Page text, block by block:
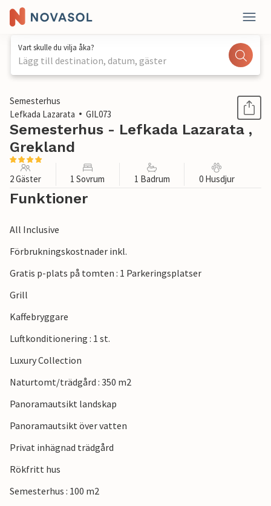
Vart skulle du vilja åka?
Lägg till destination, datum, gäster
1 / 19
Semesterhus
Lefkada Lazarata
GIL073
Semesterhus - Lefkada Lazarata ,
Grekland
2 Gäster 1 Sovrum 1 Badrum 0 Husdjur
Funktioner
All Inclusive
Förbrukningskostnader inkl.
Gratis p-plats på tomten : 1 Parkeringsplatser
Grill
Kaffebryggare
Luftkonditionering : 1 st.
Luxury Collection
Naturtomt/trädgård : 350 m2
Panoramautsikt landskap
Panoramautsikt över vatten
Privat inhägnad trädgård
Rökfritt hus
Semesterhus : 100 m2